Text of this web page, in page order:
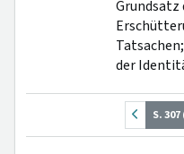
Grundsatz
der
S.